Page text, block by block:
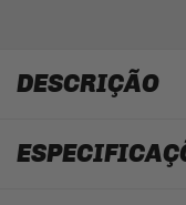
DESCRIÇÃO